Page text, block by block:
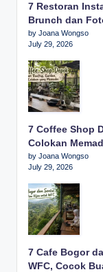
7 Restoran
Brunch dan
by Joana Wongso
July 29, 2026
7 Coffee Shop
Colokan
by Joana Wongso
July 29, 2026
7 Cafe Bogor
WFC, Cocok